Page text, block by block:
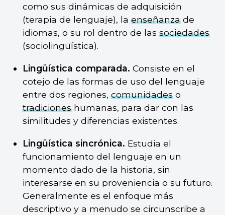
como sus dinámicas de adquisición
(terapia de lenguaje), laenseñanzade
idiomas, o su rol dentro de lassociedades
(sociolingüística).
Lingüística comparada. Consiste en el
cotejo de las formas de uso del lenguaje
entre dos regiones,comunidadeso
tradicioneshumanas, para dar con las
similitudes y diferencias existentes.
Lingüística sincrónica. Estudia el
funcionamiento del lenguaje en un
momento dado de la historia, sin
interesarse en su proveniencia o su futuro.
Generalmente es el enfoque más
descriptivo y a menudo se circunscribe a